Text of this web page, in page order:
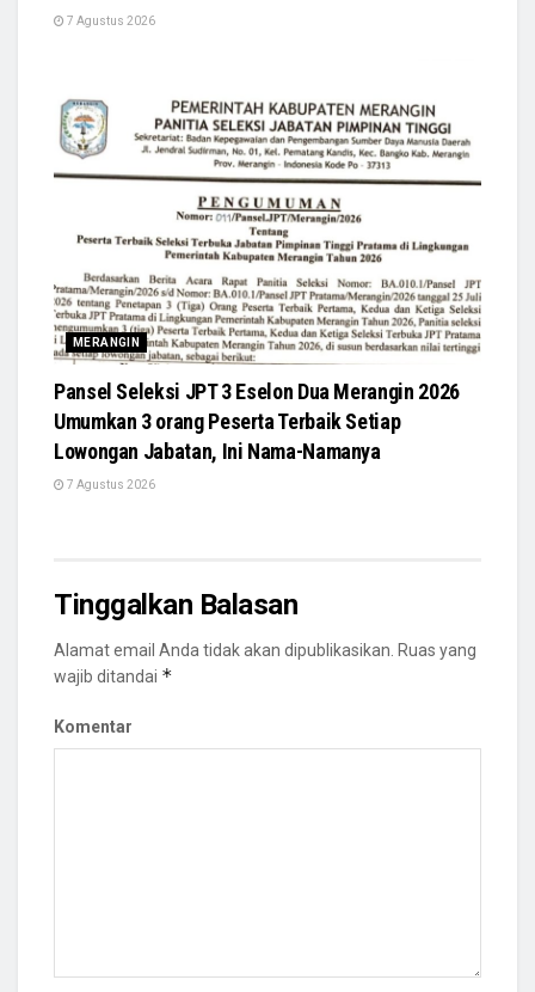
7 Agustus 2026
MERANGIN
Pansel Seleksi JPT 3 Eselon Dua Merangin 2026
Umumkan 3 orang Peserta Terbaik Setiap
Lowongan Jabatan, Ini Nama-Namanya
7 Agustus 2026
Tinggalkan Balasan
Alamat email Anda tidak akan dipublikasikan. Ruas yang
wajib ditandai *
Komentar